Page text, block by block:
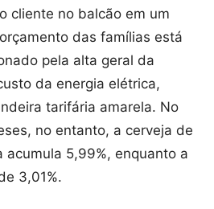
cliente no balcão em um
das famílias está
pela alta geral da
da energia elétrica,
tarifária amarela. No
no entanto, a cerveja de
acumula 5,99%, enquanto a
3,01%.